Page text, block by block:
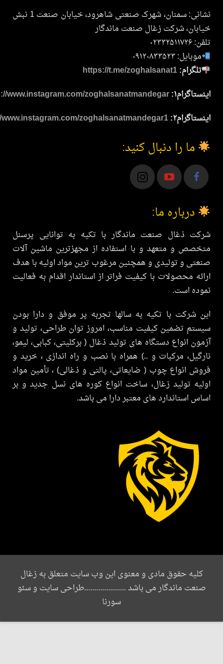
نشانی: سمنان، شهرک صنعتی شاهرود، خیابان صنعت 1 نبش
شرکت زغال صنعت ماندگار
۰۹۱۲۰۸۳۳۵۲۳
https://t.me/zoghalsanat1
https://www.instagram.com/zoghalsanatmandegar
https://www.instagram.com/zoghalsanatmandegar1
ما را دنبال کنید:
درباره ما:
ذغال صنعت ماندگار با تکیه به توانایی پرسنل
و متعهد و با استفاده از مجهزترین ماشین آلات
و تولیدی و همچنین مرغوب ترین مواد اولیه با هدف
محصولات با کیفیت فراتر از استاندار اقدام به فعالیت
است.
شرکت با تکیه به سالها تجربه پر موفق و دارا بودن
تضمین کیفیت مناسب، امروز توان طراحی، تولید و
انواع دستگاه های تولید ذغال ( برکلیتی، کبابی، لیمو،
مرکبات و ..) همراه با نصب و راه اندازی ، خرید و
انواع چوب ( ضایعاتی، پالتی و ذغالی) ، تأمین مواد
تولید زغال، ساخت انواع کوره های نسل جدید و بر
استاندارد های معتبر دارا می باشد.
حقوق مادی و معنوی این وب سایت متعلق به زغال
ماندگار می باشد .....................طراحی سایت و سئو